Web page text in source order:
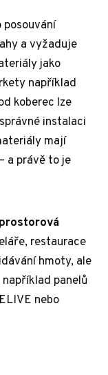
posouvání
a vyžaduje
jako
například
koberec lze
instalaci
mají
a právě to je
restaurace
hmoty, ale
panelů
nebo